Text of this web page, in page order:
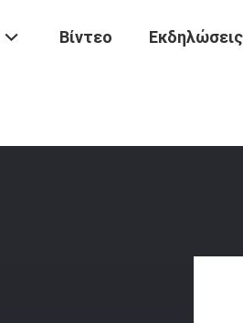
Βίντεο Εκδηλώσεις